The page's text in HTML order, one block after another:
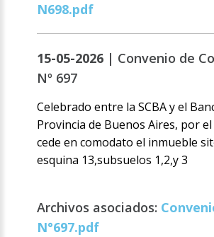
N698.pdf
15-05-2026 | Convenio de
Nº 697
Celebrado entre la SCBA y el
Provincia de Buenos Aires, por
cede en comodato el inmueble
esquina 13,subsuelos 1,2,y 3
Archivos asociados:
N°697.pdf